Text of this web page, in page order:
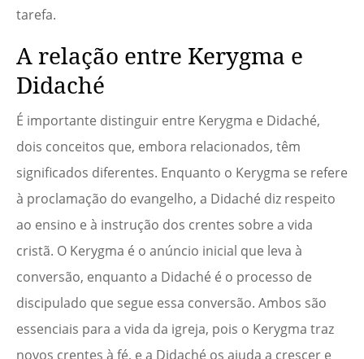
tarefa.
A relação entre Kerygma e
Didaché
É importante distinguir entre Kerygma e Didaché,
dois conceitos que, embora relacionados, têm
significados diferentes. Enquanto o Kerygma se refere
à proclamação do evangelho, a Didaché diz respeito
ao ensino e à instrução dos crentes sobre a vida
cristã. O Kerygma é o anúncio inicial que leva à
conversão, enquanto a Didaché é o processo de
discipulado que segue essa conversão. Ambos são
essenciais para a vida da igreja, pois o Kerygma traz
novos crentes à fé, e a Didaché os ajuda a crescer e